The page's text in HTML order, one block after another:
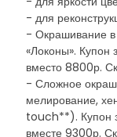
- для
- Окрашивание в
«Локоны». Купон
вместо 8800р.
- Сложное
мелирование,
touch**). Купон
вместе 9300р.